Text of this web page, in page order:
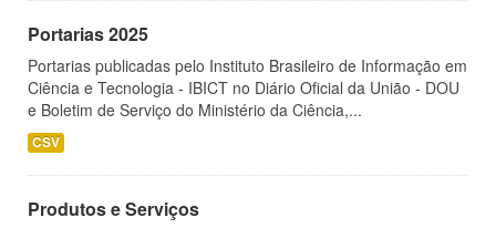
Portarias 2025
Portarias publicadas pelo Instituto Brasileiro de Informação em
Ciência e Tecnologia - IBICT no Diário Oficial da União - DOU
e Boletim de Serviço do Ministério da Ciência,...
CSV
Produtos e Serviços